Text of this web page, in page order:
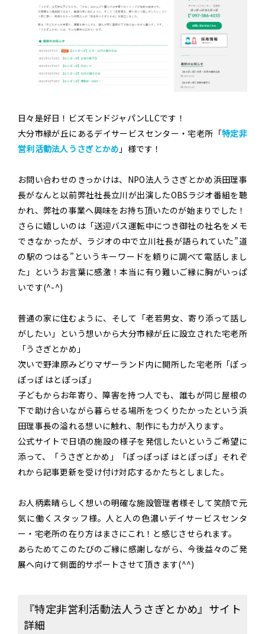
日々是好日！ビズモンドジャパンLLCです！
大分市緑が丘にあるデイサービスセンター・宅老所「特定非
営利活動法人うさぎとかめ 」様です！
お問い合わせのきっかけは、NPO法人うさぎとかめ浜田理事
長がなんと以前弊社社長立川が出演したOBSラジオ番組を聴
かれ、弊社の事業へ興味をお持ち頂いたのが始まりでした！
さらに嬉しいのは「送迎バス運転中につき御社の社名をメモ
できなかったが、ラジオの中で立川社長が語られていた”道
の駅のつはる”というキーワードを頼りに調べて電話しまし
た」というお言葉に感激！本当に有り難いご縁に胸がいっぱ
いです(^-^)
普通の家に住むように、そして「老若男女、寄り添って話し
がしたい」という想いから大分市緑が丘に設立された宅老所
「うさぎとかめ」
次いで野津原みどりマザーランド内に開所した宅老所「ぽっ
ぽっぽ はとぽっぽ」
子どもからお年寄り、障害を持つ人でも、誰もが同じ屋根の
下で助け合いながら暮らせる場所をつくりたかったという浜
田理事長の溢れる想いに触れ、制作にも力が入ります。
公式サイトで日頃の施設の様子を発信したいというご希望に
添って、「うさぎとかめ」「ぽっぽっぽ はとぽっぽ」それぞ
れから記事更新を受け付け対応するかたちとしました。
お人柄素晴らしく想いの明確な施設管理者様そして笑顔で元
気に働くスタッフ様。人と人の色濃いデイサービスセンタ
ー・宅老所の在り方はまさにこれ！と感じさせられます。
あらためてこのたびのご縁に感謝しながら、今後益々のご発
展へ向けて側面的サポートさせて頂きます(^^)
『特定非営利活動法人うさぎとかめ』サイト
詳細